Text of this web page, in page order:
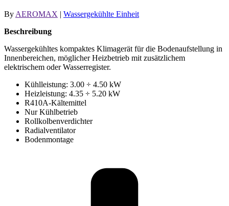
ByAEROMAX | Wassergekühlte Einheit
Beschreibung
Wassergekühltes kompaktes Klimagerät für die Bodenaufstellung in
Innenbereichen, möglicher Heizbetrieb mit zusätzlichem
elektrischem oder Wasserregister.
Kühlleistung: 3.00 ÷ 4.50 kW
Heizleistung: 4.35 ÷ 5.20 kW
R410A-Kältemittel
Nur Kühlbetrieb
Rollkolbenverdichter
Radialventilator
Bodenmontage